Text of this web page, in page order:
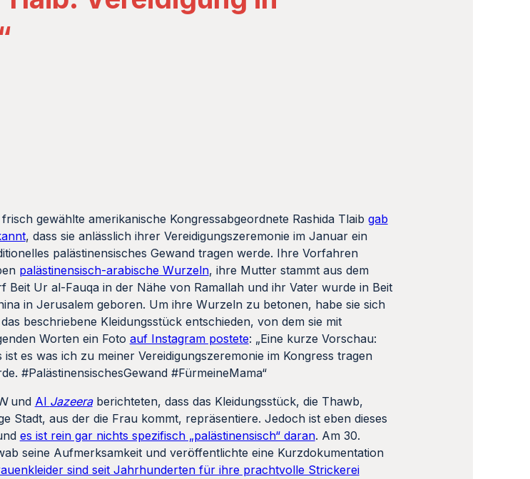
frisch gewählte amerikanische Kongressabgeordnete Rashida Tlaib gab
, dass sie anlässlich ihrer Vereidigungszeremonie im Januar ein
palästinensisches Gewand tragen werde. Ihre Vorfahren
palästinensisch-arabische Wurzeln, ihre Mutter stammt aus dem
Beit Ur al-Fauqa in der Nähe von Ramallah und ihr Vater wurde in Beit
habe sie sich für das beschriebene Kleidungsstück entschieden,
postete: „Eine kurze Vorschau: Das ist es was ich zu meiner
#FürmeineMama“
die Thawb, typisch für palästinensische Frauen sei und die
ist eben dieses Kleidungsstück im gesamten Nahen Osten
daran. Am 30. November widmete auchARD Israel Palästina
Kurzdokumentation mit dem Titel „Bunte Leidenschaft:
für ihre prachtvolle Strickerei bekannt“. Schnell wird klar, dass die
doch behauptet, dass sie auf „vorbiblische Zeiten“ zurückgehe:
Rot, wir nennen es ordschuani. Die Kanaaniter haben die Farben